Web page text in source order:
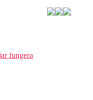
fungera